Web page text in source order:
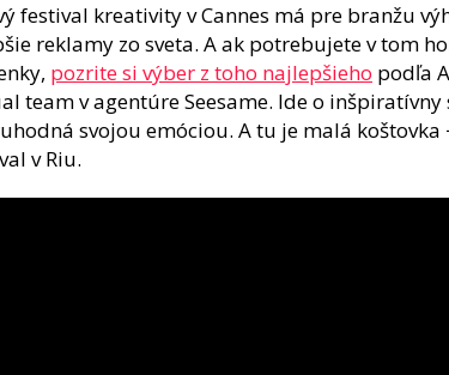
festival kreativity v Cannes má pre branžu
reklamy zo sveta. A ak potrebujete v tom
pozrite si výber z toho najlepšieho podľa
team v agentúre Seesame. Ide o
svojou emóciou. A tu je malá
v Riu.